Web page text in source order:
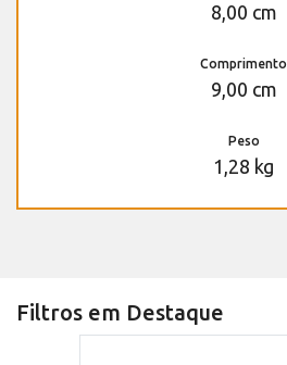
8,00 cm
Comprimento
9,00 cm
Peso
1,28 kg
Filtros em Destaque